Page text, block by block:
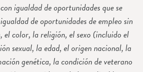
igualdad de oportunidades que se
de oportunidades de empleo sin
el color, la religión, el sexo (incluido el
sexual, la edad, el origen nacional, la
genética, la condición de veterano